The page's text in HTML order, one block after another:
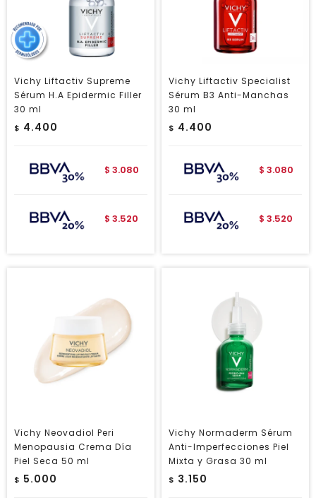
Vichy Liftactiv Supreme
Sérum H.A Epidermic Filler
30 ml
$ 4.400
$ 3.080
$ 3.520
Vichy Liftactiv Specialist
Sérum B3 Anti-Manchas
30 ml
$ 4.400
$ 3.080
$ 3.520
Vichy Neovadiol Peri
Menopausia Crema Día
Piel Seca 50 ml
$ 5.000
Vichy Normaderm Sérum
Anti-Imperfecciones Piel
Mixta y Grasa 30 ml
$ 3.150